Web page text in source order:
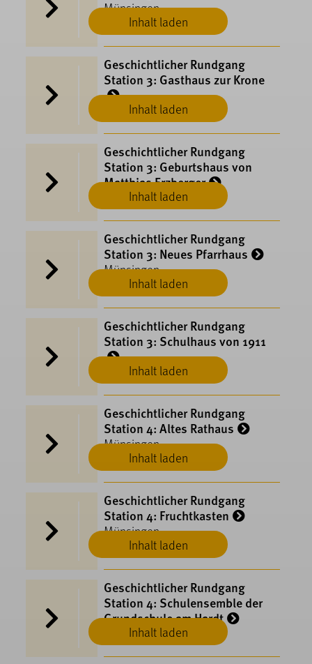
Inhalt laden
Münsingen
Inhalt laden
Geschichtlicher Rundgang
Station 3: Gasthaus zur Krone
Münsingen
Inhalt laden
Geschichtlicher Rundgang
Station 3: Geburtshaus von
Matthias Erzberger
Münsingen
Inhalt laden
Geschichtlicher Rundgang
Station 3: Neues Pfarrhaus
Münsingen
Inhalt laden
Geschichtlicher Rundgang
Station 3: Schulhaus von 1911
Münsingen
Inhalt laden
Geschichtlicher Rundgang
Station 4: Altes Rathaus
Münsingen
Inhalt laden
Geschichtlicher Rundgang
Station 4: Fruchtkasten
Münsingen
Inhalt laden
Geschichtlicher Rundgang
Station 4: Schulensemble der
Grundschule am Hardt
Münsingen